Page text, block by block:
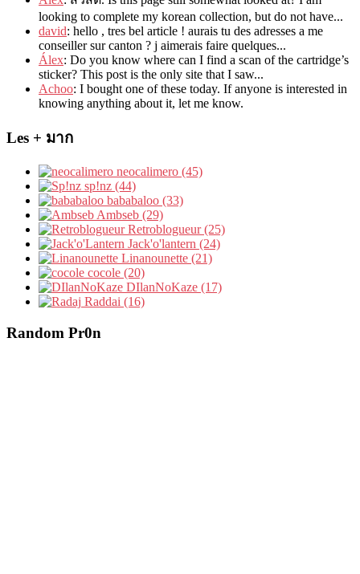
looking to complete my korean collection, but do not have...
david: hello , tres bel article ! aurais tu des adresses a me
conseiller sur canton ? j aimerais faire quelques...
Álex: Do you know where can I find a scan of the cartridge’s
sticker? This post is the only site that I saw...
Achoo: I bought one of these today. If anyone is interested in
knowing anything about it, let me know.
Les + มาก
neocalimero (45)
sp!nz (44)
bababaloo (33)
Ambseb (29)
Retroblogueur (25)
Jack'o'lantern (24)
Linanounette (21)
cocole (20)
DIlanNoKaze (17)
Raddai (16)
Random Pr0n